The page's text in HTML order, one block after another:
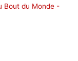
Bout du Monde -